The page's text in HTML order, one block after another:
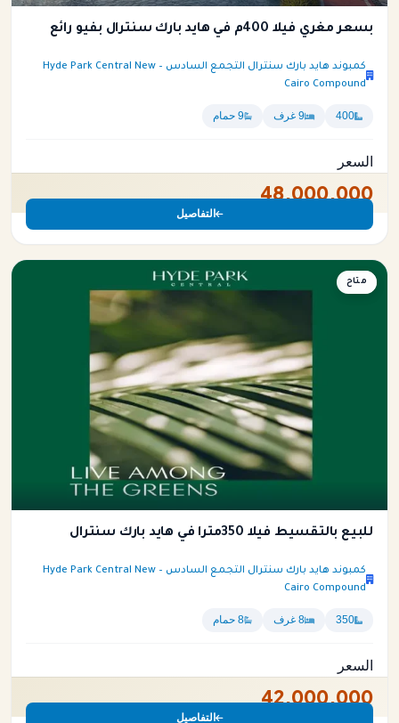
بسعر مغري فيلا 400م في هايد بارك سنترال بفيو رائع
كمبوند هايد بارك سنترال التجمع السادس – Hyde Park Central New
Cairo Compound
400 9 غرف 9 حمام
السعر
48,000,000
التفاصيل
فيلا
متاح
للبيع بالتقسيط فيلا 350متراً في هايد بارك سنترال
كمبوند هايد بارك سنترال التجمع السادس – Hyde Park Central New
Cairo Compound
350 8 غرف 8 حمام
السعر
42,000,000
التفاصيل